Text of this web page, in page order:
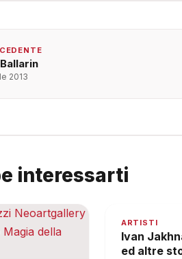
2013
interessarti
ARTISTI
Ivan
ed altre